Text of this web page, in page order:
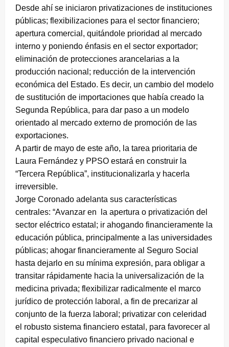
Desde ahí se iniciaron privatizaciones de instituciones
públicas; flexibilizaciones para el sector financiero;
apertura comercial, quitándole prioridad al mercado
interno y poniendo énfasis en el sector exportador;
eliminación de protecciones arancelarias a la
producción nacional; reducción de la intervención
económica del Estado. Es decir, un cambio del modelo
de sustitución de importaciones que había creado la
Segunda República, para dar paso a un modelo
orientado al mercado externo de promoción de las
exportaciones.
A partir de mayo de este año, la tarea prioritaria de
Laura Fernández y PPSO estará en construir la
“Tercera República”, institucionalizarla y hacerla
irreversible.
Jorge Coronado adelanta sus características
centrales: “Avanzar en la apertura o privatización del
sector eléctrico estatal; ir ahogando financieramente la
educación pública, principalmente a las universidades
públicas; ahogar financieramente al Seguro Social
hasta dejarlo en su mínima expresión, para obligar a
transitar rápidamente hacia la universalización de la
medicina privada; flexibilizar radicalmente el marco
jurídico de protección laboral, a fin de precarizar al
conjunto de la fuerza laboral; privatizar con celeridad
el robusto sistema financiero estatal, para favorecer al
capital especulativo financiero privado nacional e